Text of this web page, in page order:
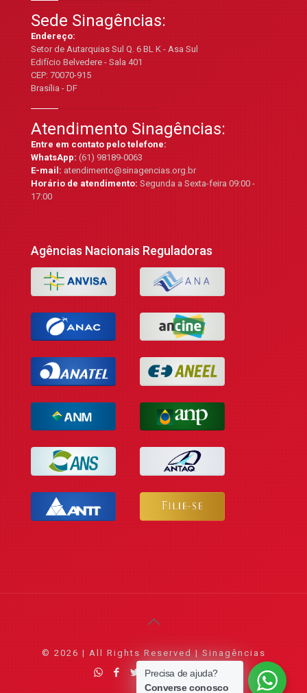
Sede Sinagências:
Endereço:
Setor de Autarquias Sul Q. 6 BL K - Asa Sul
Edifício Belvedere - Sala 401
CEP: 70070-915
Brasília - DF
Atendimento Sinagências:
Entre em contato pelo telefone:
WhatsApp:(61) 98189-0063
E-mail:atendimento@sinagencias.org.br
Horário de atendimento:Segunda a Sexta-feira 09:00 -
17:00
Agências Nacionais Reguladoras
© 2026 | All Rights Reserved | Sinagências
Precisa de ajuda?
Converse conosco